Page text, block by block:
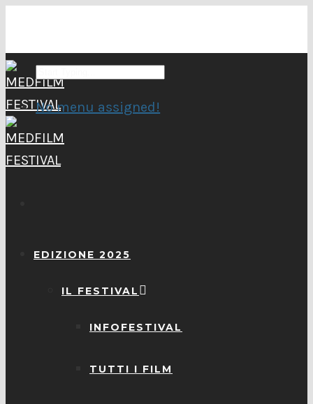
EDIZIONE 2025
IL FESTIVAL
INFOFESTIVAL
TUTTI I FILM
No menu assigned!